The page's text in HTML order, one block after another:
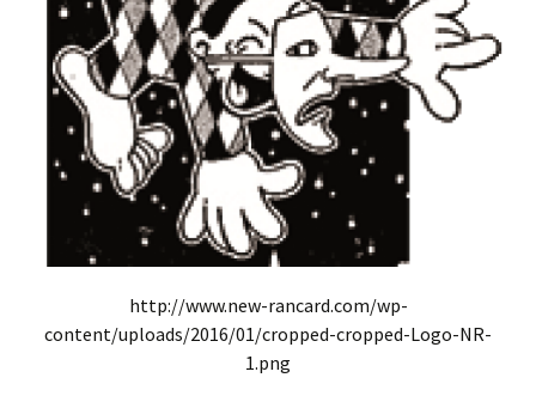
http://www.new-rancard.com/wp-
content/uploads/2016/01/cropped-cropped-Logo-NR-
1.png